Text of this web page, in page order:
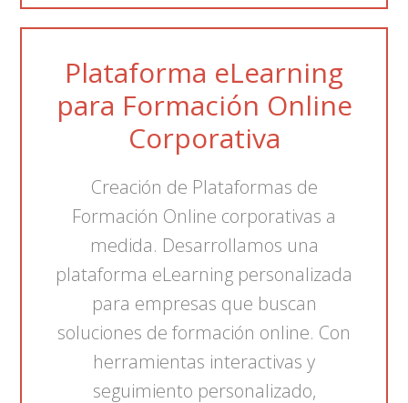
Plataforma eLearning
para Formación Online
Corporativa
Creación de Plataformas de
Formación Online corporativas a
medida. Desarrollamos una
plataforma eLearning personalizada
para empresas que buscan
soluciones de formación online. Con
herramientas interactivas y
seguimiento personalizado,